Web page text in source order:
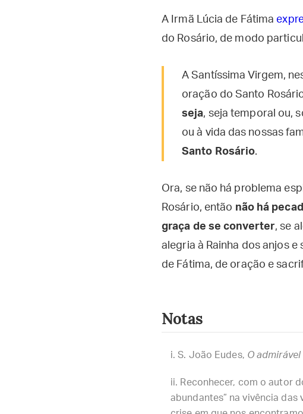
A Irmã Lúcia de Fátima
do Rosário, de modo
A Santíssima Virgem,
oração do Santo
seja, seja temporal ou,
ou à vida das nossas
Santo Rosário.
Ora, se não há problema
Rosário, então não há
graça de se converter, se
alegria à Rainha dos anjos
de Fátima, de oração e
Notas
S. João Eudes, O
Reconhecer, com o autor
abundantes” na vivência